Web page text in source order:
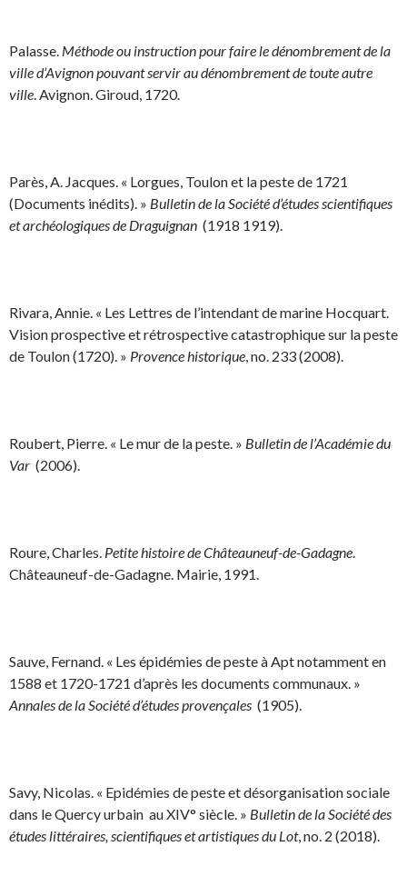
Palasse. Méthode ou instruction pour faire le dénombrement de la
ville d’Avignon pouvant servir au dénombrement de toute autre
ville. Avignon. Giroud, 1720.
Parès, A. Jacques. « Lorgues, Toulon et la peste de 1721
(Documents inédits). » Bulletin de la Société d’études scientifiques
et archéologiques de Draguignan (1918 1919).
Rivara, Annie. « Les Lettres de l’intendant de marine Hocquart.
Vision prospective et rétrospective catastrophique sur la peste
de Toulon (1720). » Provence historique, no. 233 (2008).
Roubert, Pierre. « Le mur de la peste. » Bulletin de l’Académie du
Var (2006).
Roure, Charles. Petite histoire de Châteauneuf-de-Gadagne.
Châteauneuf-de-Gadagne. Mairie, 1991.
Sauve, Fernand. « Les épidémies de peste à Apt notamment en
1588 et 1720-1721 d’après les documents communaux. »
Annales de la Société d’études provençales (1905).
Savy, Nicolas. « Epidémies de peste et désorganisation sociale
dans le Quercy urbain au XIV° siècle. » Bulletin de la Société des
études littéraires, scientifiques et artistiques du Lot, no. 2 (2018).